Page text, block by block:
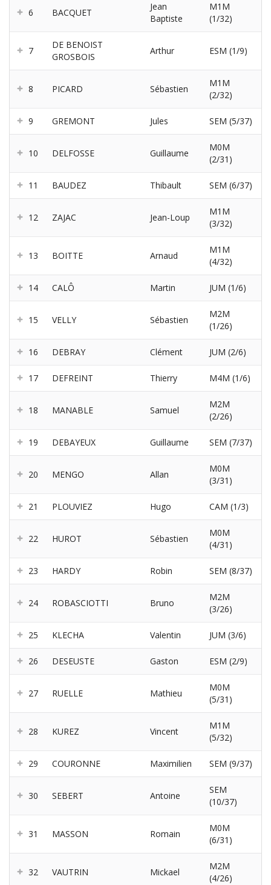
6 BACQUET
Jean
Baptiste
M1M
(1/32)
7
DE BENOIST
GROSBOIS
Arthur ESM (1/9)
8 PICARD Sébastien
M1M
(2/32)
9 GREMONT Jules SEM (5/37)
10 DELFOSSE Guillaume
M0M
(2/31)
11 BAUDEZ Thibault SEM (6/37)
12 ZAJAC Jean-Loup
M1M
(3/32)
13 BOITTE Arnaud
M1M
(4/32)
14 CALÔ Martin JUM (1/6)
15 VELLY Sébastien
M2M
(1/26)
16 DEBRAY Clément JUM (2/6)
17 DEFREINT Thierry M4M (1/6)
18 MANABLE Samuel
M2M
(2/26)
19 DEBAYEUX Guillaume SEM (7/37)
20 MENGO Allan
M0M
(3/31)
21 PLOUVIEZ Hugo CAM (1/3)
22 HUROT Sébastien
M0M
(4/31)
23 HARDY Robin SEM (8/37)
24 ROBASCIOTTI Bruno
M2M
(3/26)
25 KLECHA Valentin JUM (3/6)
26 DESEUSTE Gaston ESM (2/9)
27 RUELLE Mathieu
M0M
(5/31)
28 KUREZ Vincent
M1M
(5/32)
29 COURONNE Maximilien SEM (9/37)
30 SEBERT Antoine
SEM
(10/37)
31 MASSON Romain
M0M
(6/31)
32 VAUTRIN Mickael
M2M
(4/26)